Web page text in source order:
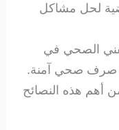
لحل مشاكل
الصحي في
صرف صحي آمنة.
أهم هذه النصائح